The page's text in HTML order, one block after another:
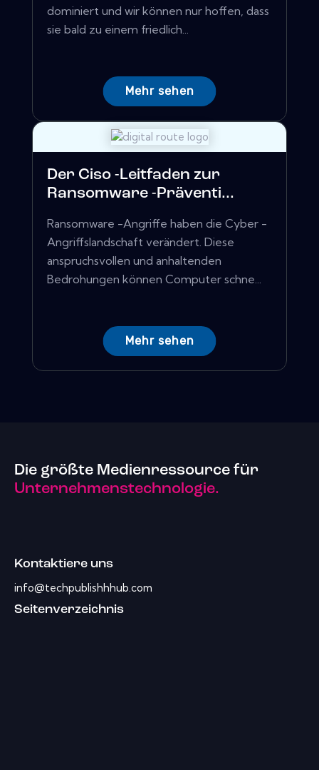
dominiert und wir können nur hoffen, dass
sie bald zu einem friedlich...
Mehr sehen
Der Ciso -Leitfaden zur
Ransomware -Präventi...
Ransomware -Angriffe haben die Cyber ​​-
Angriffslandschaft verändert. Diese
anspruchsvollen und anhaltenden
Bedrohungen können Computer schne...
Mehr sehen
Die größte Medienressource für
Unternehmenstechnologie.
Kontaktiere uns
info@techpublishhhub.com
Seitenverzeichnis